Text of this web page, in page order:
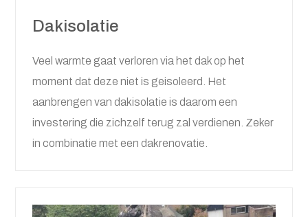
Dakisolatie
Veel warmte gaat verloren via het dak op het
moment dat deze niet is geisoleerd. Het
aanbrengen van dakisolatie is daarom een
investering die zichzelf terug zal verdienen. Zeker
in combinatie met een dakrenovatie.